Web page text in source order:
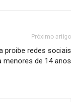
Próximo artigo
proibe redes sociais
menores de 14 anos